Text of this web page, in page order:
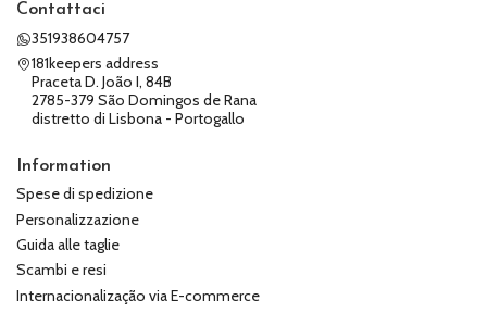
Contattaci
351938604757
181keepers address
Praceta D. João I, 84B
2785-379 São Domingos de Rana
distretto di Lisbona - Portogallo
Information
Spese di spedizione
Personalizzazione
Guida alle taglie
Scambi e resi
Internacionalização via E-commerce